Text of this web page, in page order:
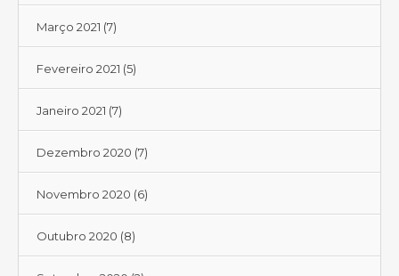
Março 2021 (7)
Fevereiro 2021 (5)
Janeiro 2021 (7)
Dezembro 2020 (7)
Novembro 2020 (6)
Outubro 2020 (8)